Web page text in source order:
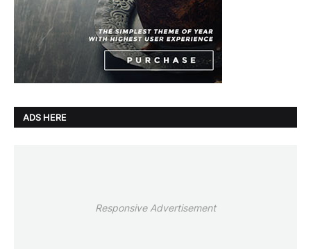
ADS HERE
Responsive Advertisement